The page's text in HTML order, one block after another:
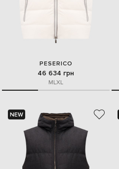
PESERICO
46 634 грн
MLXL
NEW